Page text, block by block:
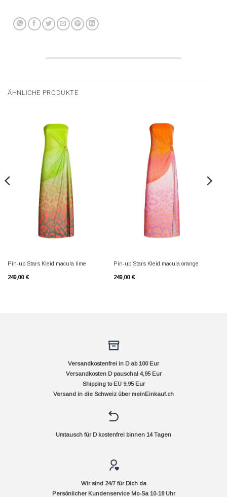
ÄHNLICHE PRODUKTE
Pin-up Stars Kleid macula lime
249,00 €
Pin-up Stars Kleid macula orange
249,00 €
Versandkostenfrei in D ab 100 Eur
Versandkosten D pauschal 4,95 Eur
Shipping to EU 9,95 Eur
Versand in die Schweiz über meinEinkauf.ch
Umtausch für D kostenfrei binnen 14 Tagen
Wir sind 24/7 für Dich da
Persönlicher Kundenservice Mo-Sa 10-18 Uhr